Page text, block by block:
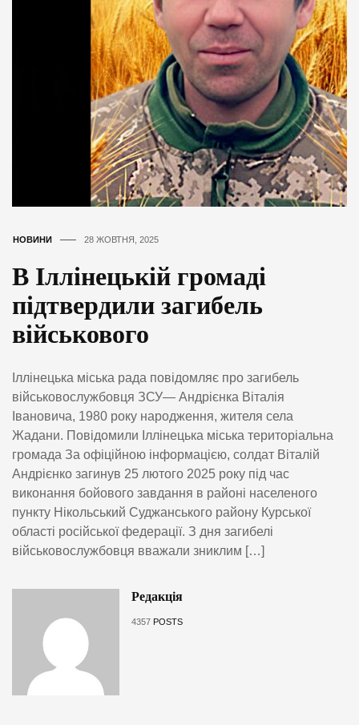
НОВИНИ 28 ЖОВТНЯ, 2025
В Іллінецькій громаді
підтвердили загибель
військового
Іллінецька міська рада повідомляє про загибель
військовослужбовця ЗСУ— Андрієнка Віталія
Івановича, 1980 року народження, жителя села
Жадани. Повідомили Іллінецька міська територіальна
громада За офіційною інформацією, солдат Віталій
Андрієнко загинув 25 лютого 2025 року під час
виконання бойового завдання в районі населеного
пункту Нікольський Суджанського району Курської
області російської федерації. З дня загибелі
військовослужбовця вважали зниклим […]
Редакція
4357 POSTS